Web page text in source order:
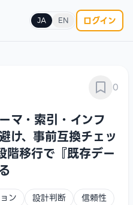
JA EN ログイン
0
マ・索引・インフ
け、事前互換チェッ
移行で『既存デー
ン 設計判断 信頼性